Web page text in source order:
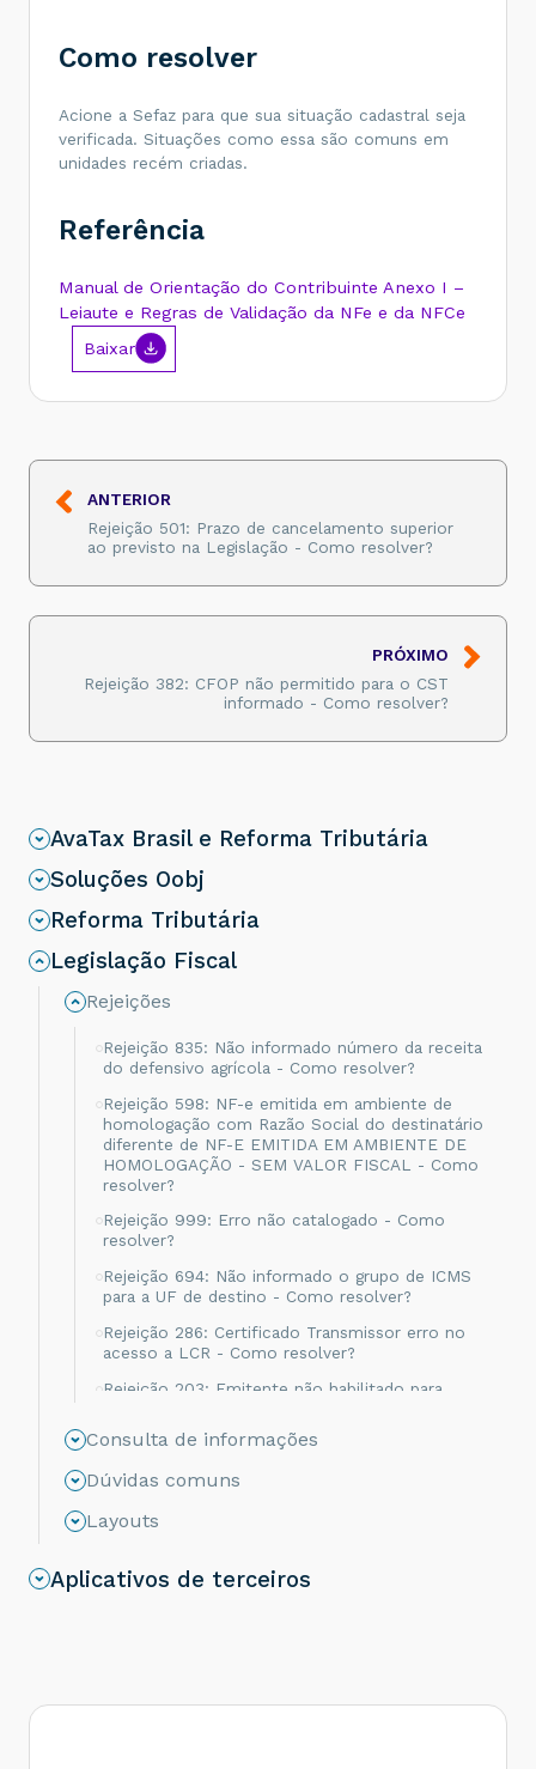
Como resolver
Acione a Sefaz para que sua situação cadastral seja
verificada. Situações como essa são comuns em
unidades recém criadas.
Referência
Manual de Orientação do Contribuinte Anexo I –
Leiaute e Regras de Validação da NFe e da NFCe
Baixar
ANTERIOR
Rejeição 501: Prazo de cancelamento superior
ao previsto na Legislação - Como resolver?
PRÓXIMO
Rejeição 382: CFOP não permitido para o CST
informado - Como resolver?
AvaTax Brasil e Reforma Tributária
Soluções Oobj
Reforma Tributária
Legislação Fiscal
Rejeições
Rejeição 835: Não informado número da receita
do defensivo agrícola - Como resolver?
Rejeição 598: NF-e emitida em ambiente de
homologação com Razão Social do destinatário
diferente de NF-E EMITIDA EM AMBIENTE DE
HOMOLOGAÇÃO - SEM VALOR FISCAL - Como
resolver?
Rejeição 999: Erro não catalogado - Como
resolver?
Rejeição 694: Não informado o grupo de ICMS
para a UF de destino - Como resolver?
Rejeição 286: Certificado Transmissor erro no
acesso a LCR - Como resolver?
Rejeição 203: Emitente não habilitado para
Rejeição 817: Unidade Tributável incompatível
Comércio Exterior [nItem:nnn] - Como resolver?
Rejeição 656: Consumo Indevido - Como
Rejeição 805: A SEFAZ do destinatário não
Rejeição 600: CSOSN incompatível na operação
Consulta de informações
Dúvidas comuns
Layouts
Aplicativos de terceiros